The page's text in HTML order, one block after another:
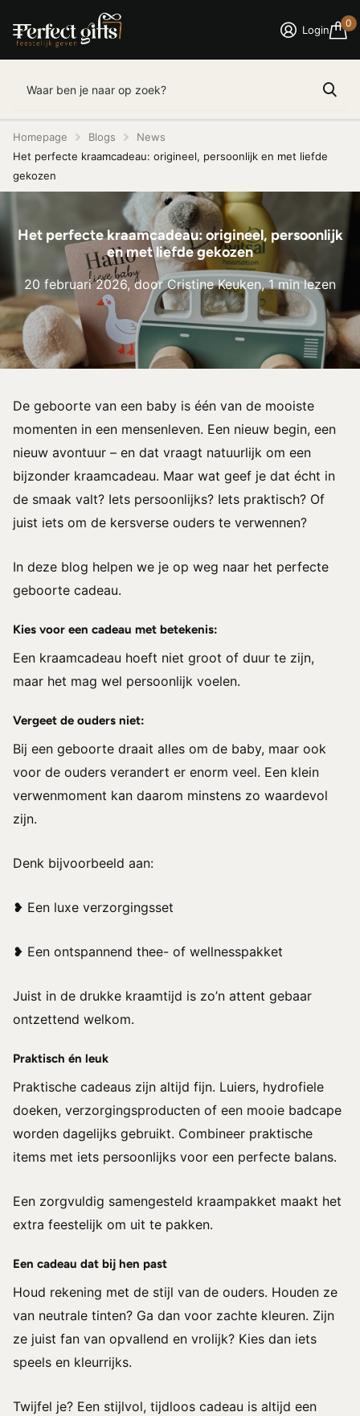
Login
0
Homepage Blogs
News
Het perfecte kraamcadeau: origineel, persoonlijk en met liefde
gekozen
Het perfecte kraamcadeau: origineel, persoonlijk
en met liefde gekozen
20 februari 2026, door Cristine Keuken, 1 min lezen
De geboorte van een baby is één van de mooiste
momenten in een mensenleven. Een nieuw begin, een
nieuw avontuur – en dat vraagt natuurlijk om een
bijzonder kraamcadeau. Maar wat geef je dat écht in
de smaak valt? Iets persoonlijks? Iets praktisch? Of
juist iets om de kersverse ouders te verwennen?
In deze blog helpen we je op weg naar het perfecte
geboorte cadeau.
Kies voor een cadeau met betekenis:
Een kraamcadeau hoeft niet groot of duur te zijn,
maar het mag wel persoonlijk voelen.
Vergeet de ouders niet:
Bij een geboorte draait alles om de baby, maar ook
voor de ouders verandert er enorm veel. Een klein
verwenmoment kan daarom minstens zo waardevol
zijn.
Denk bijvoorbeeld aan:
❥ Een luxe verzorgingsset
❥ Een ontspannend thee- of wellnesspakket
Juist in de drukke kraamtijd is zo’n attent gebaar
ontzettend welkom.
Praktisch én leuk
Praktische cadeaus zijn altijd fijn. Luiers, hydrofiele
doeken, verzorgingsproducten of een mooie badcape
worden dagelijks gebruikt. Combineer praktische
items met iets persoonlijks voor een perfecte balans.
Een zorgvuldig samengesteld kraampakket maakt het
extra feestelijk om uit te pakken.
Een cadeau dat bij hen past
Houd rekening met de stijl van de ouders. Houden ze
van neutrale tinten? Ga dan voor zachte kleuren. Zijn
ze juist fan van opvallend en vrolijk? Kies dan iets
speels en kleurrijks.
Twijfel je? Een stijlvol, tijdloos cadeau is altijd een